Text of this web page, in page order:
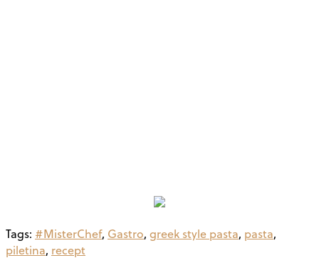
Tags: #MisterChef, Gastro, greek style pasta, pasta,
piletina, recept